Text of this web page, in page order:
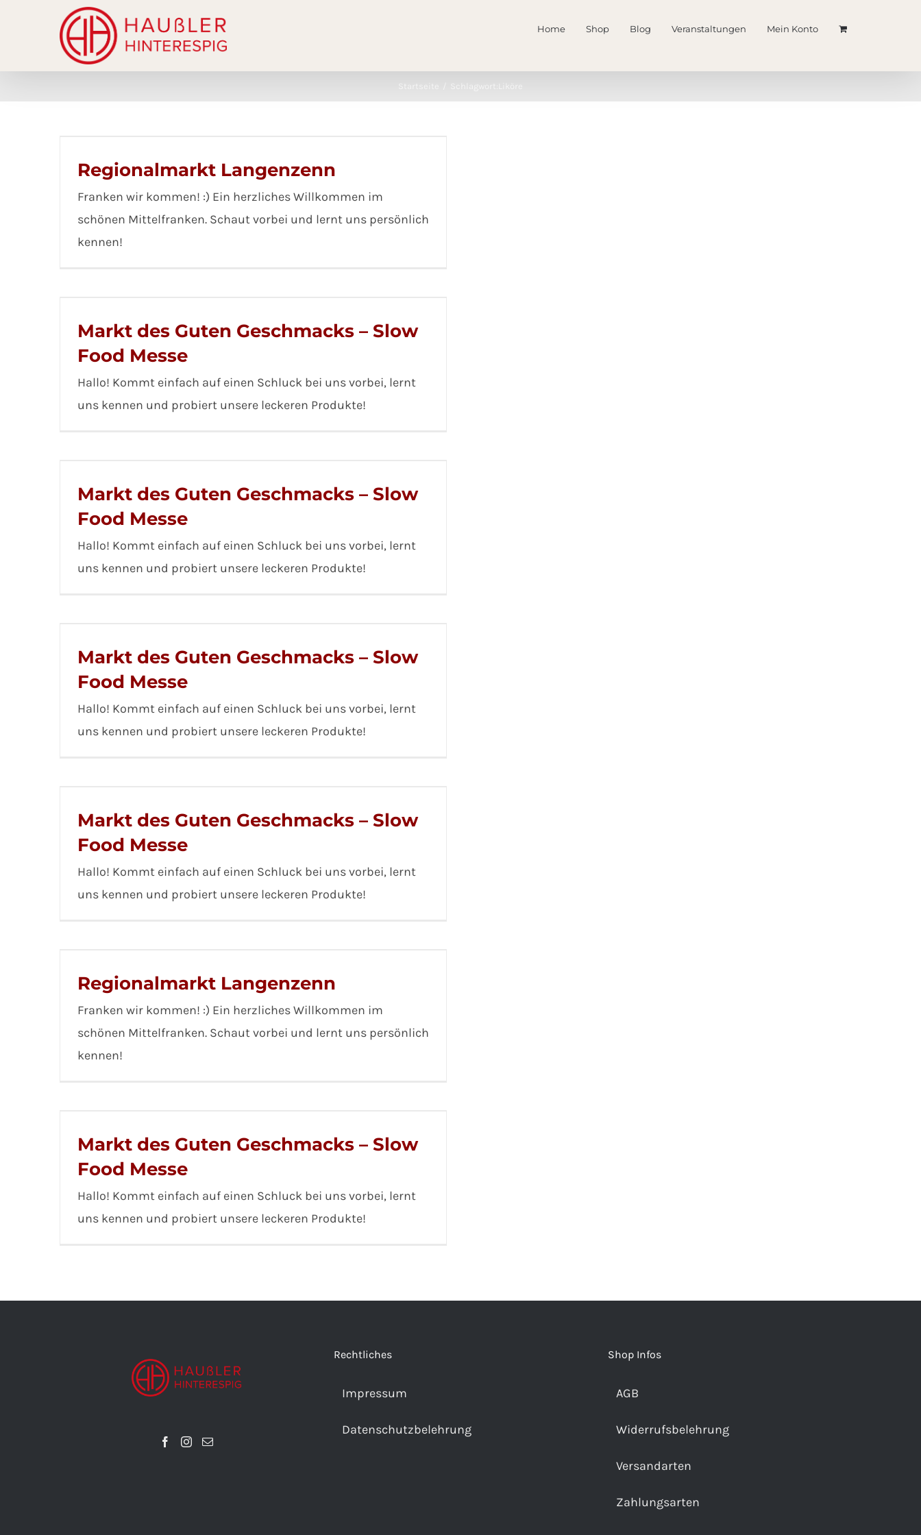
Home Shop Blog Veranstaltungen Mein Konto
Startseite Schlagwort:
Regionalmarkt Langenzenn
Franken wir kommen! :) Ein herzliches Willkommen im
schönen Mittelfranken. Schaut vorbei und lernt uns persönlich
kennen!
Markt des Guten Geschmacks – Slow
Food Messe
Hallo! Kommt einfach auf einen Schluck bei uns vorbei, lernt
uns kennen und probiert unsere leckeren Produkte!
Markt des Guten Geschmacks – Slow
Food Messe
Hallo! Kommt einfach auf einen Schluck bei uns vorbei, lernt
uns kennen und probiert unsere leckeren Produkte!
Markt des Guten Geschmacks – Slow
Food Messe
Hallo! Kommt einfach auf einen Schluck bei uns vorbei, lernt
uns kennen und probiert unsere leckeren Produkte!
Markt des Guten Geschmacks – Slow
Food Messe
Hallo! Kommt einfach auf einen Schluck bei uns vorbei, lernt
uns kennen und probiert unsere leckeren Produkte!
Regionalmarkt Langenzenn
Franken wir kommen! :) Ein herzliches Willkommen im
schönen Mittelfranken. Schaut vorbei und lernt uns persönlich
kennen!
Markt des Guten Geschmacks – Slow
Food Messe
Hallo! Kommt einfach auf einen Schluck bei uns vorbei, lernt
uns kennen und probiert unsere leckeren Produkte!
Rechtliches
Impressum
Datenschutzbelehrung
Shop Infos
AGB
Widerrufsbelehrung
Versandarten
Zahlungsarten